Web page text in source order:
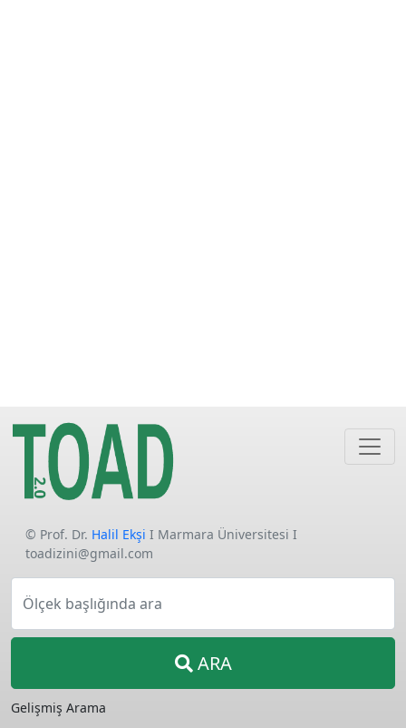
© Prof. Dr. Halil Ekşi I Marmara Üniversitesi I
toadizini@gmail.com
Ölçek başlığında ara
ARA
Gelişmiş Arama